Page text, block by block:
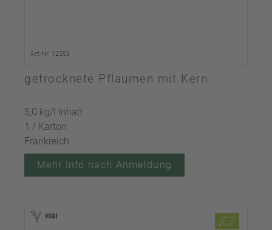
Art-Nr. 12553
getrocknete Pflaumen mit Kern
5,0 kg/l Inhalt
1 / Karton
Frankreich
Mehr Info nach Anmeldung